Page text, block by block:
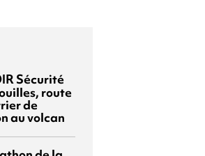
Sécurité
route
de
au volcan